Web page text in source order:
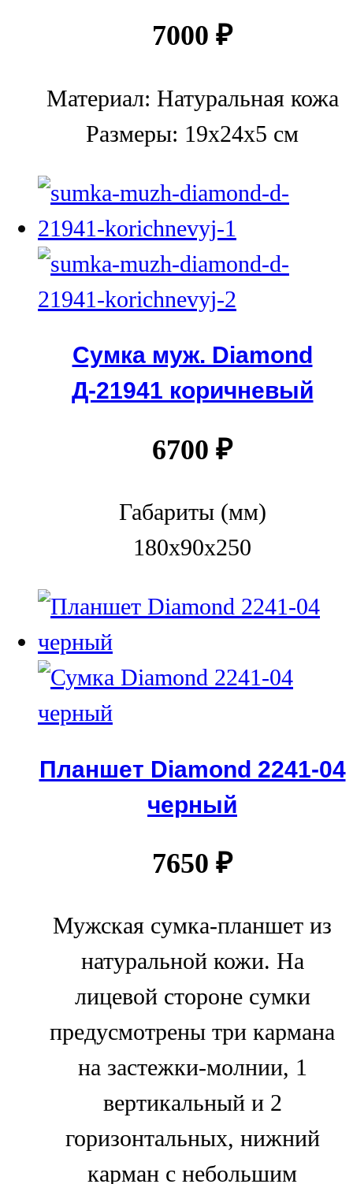
7000 ₽
Материал: Натуральная кожа
Размеры: 19х24х5 см
Сумка муж. Diamond
Д-21941 коричневый
6700 ₽
Габариты (мм)
180x90x250
Планшет Diamond 2241-04
черный
7650 ₽
Мужская сумка-планшет из
натуральной кожи. На
лицевой стороне сумки
предусмотрены три кармана
на застежки-молнии, 1
вертикальный и 2
горизонтальных, нижний
карман с небольшим